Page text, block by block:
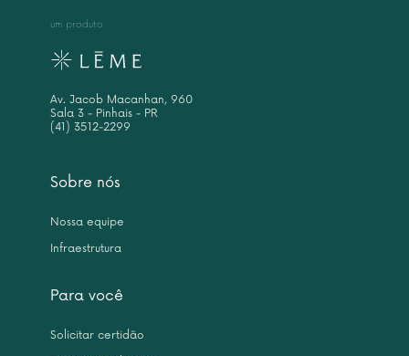
Sobre nós
Nossa equipe
Infraestrutura
Para você
Solicitar certidão
um produto
Av. Jacob Macanhan, 960
Sala 3 - Pinhais - PR
(41) 3512-2299